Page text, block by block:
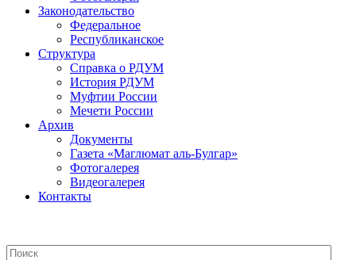
Законодательство
Федеральное
Республиканское
Структура
Справка о РДУМ
История РДУМ
Муфтии России
Мечети России
Архив
Документы
Газета «Маглюмат аль-Булгар»
Фотогалерея
Видеогалерея
Контакты